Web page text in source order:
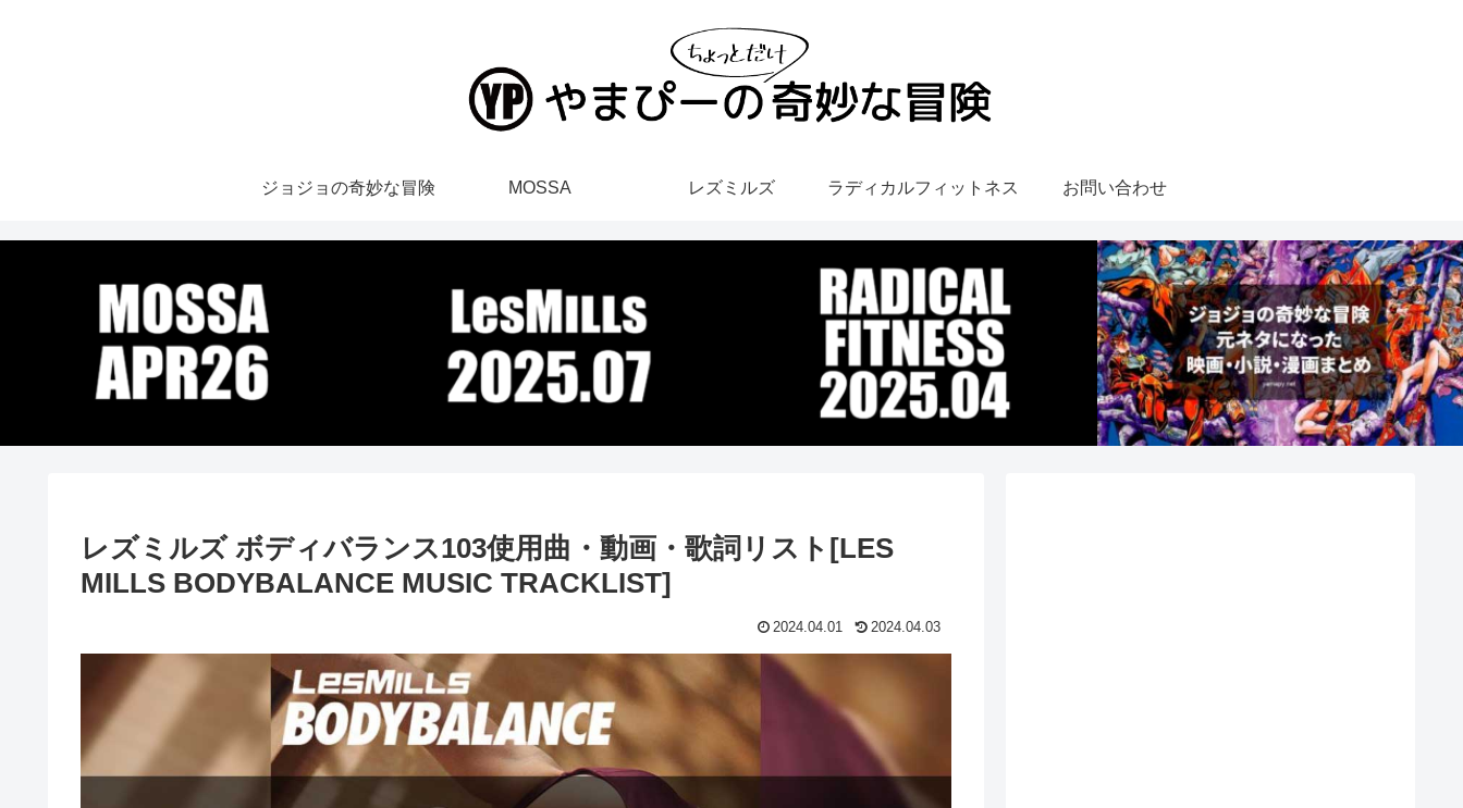
ジョジョの奇妙な冒険 MOSSA レズミルズ ラディカルフィットネス お問い合わせ
レズミルズ ボディバランス103使用曲・動画・歌詞リスト[LES
MILLS BODYBALANCE MUSIC TRACKLIST]
2024.04.01 2024.04.03